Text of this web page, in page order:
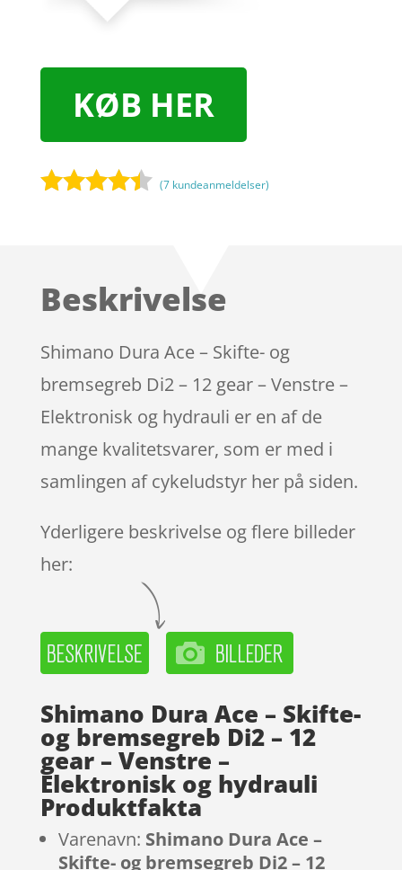
KØB HER
på
mmelser
(7 kundeanmeldelser)
Beskrivelse
Shimano Dura Ace – Skifte- og
bremsegreb Di2 – 12 gear – Venstre –
Elektronisk og hydrauli er en af de
mange kvalitetsvarer, som er med i
samlingen af cykeludstyr her på siden.
Yderligere beskrivelse og flere billeder
her:
Shimano Dura Ace – Skifte-
og bremsegreb Di2 – 12
gear – Venstre –
Elektronisk og hydrauli
Produktfakta
Varenavn: Shimano Dura Ace –
Skifte- og bremsegreb Di2 – 12